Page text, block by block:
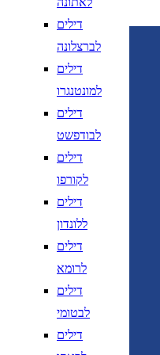
דילים
לברצלונה
דילים
למונטנגרו
דילים
לבודפשט
דילים
לקורפו
דילים
ללונדון
דילים
לרומא
דילים
לבטומי
דילים